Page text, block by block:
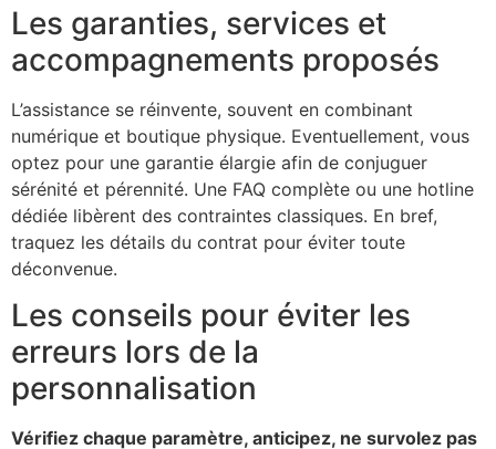
Les garanties, services et
accompagnements proposés
L’assistance se réinvente, souvent en combinant
numérique et boutique physique. Eventuellement, vous
optez pour une garantie élargie afin de conjuguer
sérénité et pérennité. Une FAQ complète ou une hotline
dédiée libèrent des contraintes classiques. En bref,
traquez les détails du contrat pour éviter toute
déconvenue.
Les conseils pour éviter les
erreurs lors de la
personnalisation
Vérifiez chaque paramètre, anticipez, ne survolez pas